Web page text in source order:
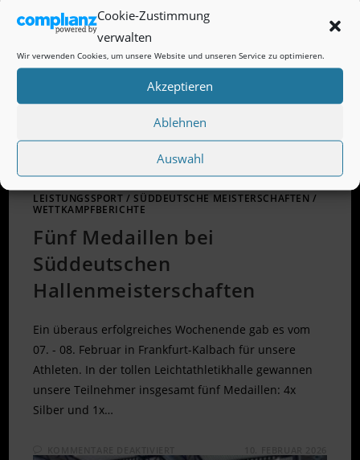
Cookie-Zustimmung
verwalten
Wir verwenden Cookies, um unsere Website und unseren Service zu optimieren.
Akzeptieren
Ablehnen
Auswahl
LEISTUNGSSPORT / SÜDDEUTSCHE MEISTERSCHAFTEN /
WETTKAMPFBERICHTE
Fünf Medaillen bei
Süddeutschen
Hallenmeisterschaften
Ein überaus erfolgreiches Wochenende gab es vom
07. - 08. Februar in Frankfurt-Kalbach für unsere
Athleten. In der tollen Leichtathletikhalle gewannen
unsere Teilnehmer insgesamt fünf Medaillen: 4x
Silber und 1x…